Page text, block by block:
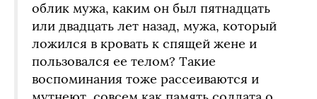
облик мужа, каким он был пятнадцать
или двадцать лет назад, мужа, который
ложился в кровать к спящей жене и
пользовался ее телом? Такие
воспоминания тоже рассеиваются и